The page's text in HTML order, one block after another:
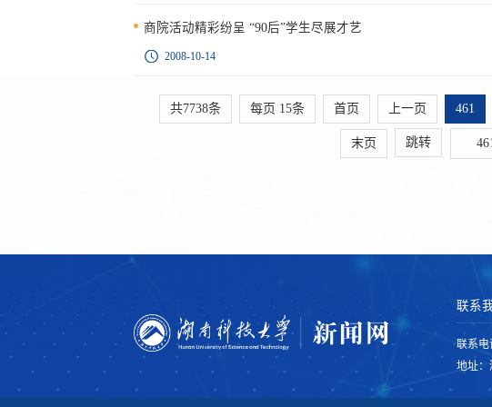
商院活动精彩纷呈 “90后”学生尽展才艺
2008-10-14
共7738条 每页 15条 首页 上一页 461
末页 跳转
联系
联系
地址